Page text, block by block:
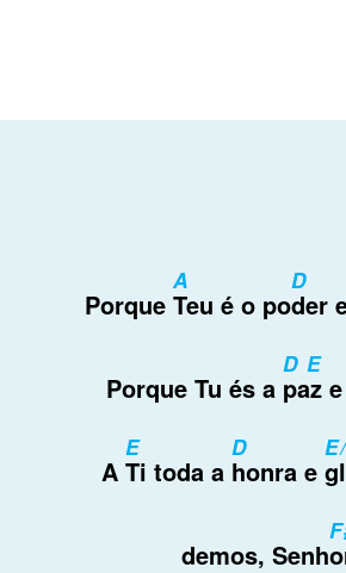
Porque
A
Teu é o po
D
der
Porque Tu és a
D E
paz
A
E
Ti toda a
D
honra e
demos, Senh